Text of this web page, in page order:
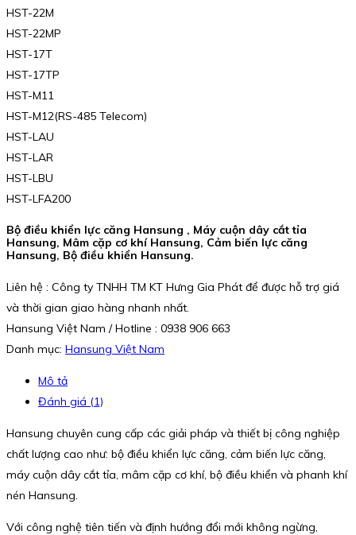
HST-22M
HST-22MP
HST-17T
HST-17TP
HST-M11
HST-M12(RS-485 Telecom)
HST-LAU
HST-LAR
HST-LBU
HST-LFA200
Bộ điều khiển lực căng Hansung , Máy cuộn dây cắt tỉa
Hansung, Mâm cặp cơ khí Hansung, Cảm biến lực căng
Hansung, Bộ điều khiển Hansung.
Liên hệ : Công ty TNHH TM KT Hưng Gia Phát để được hỗ trợ giá
và thời gian giao hàng nhanh nhất.
Hansung Việt Nam / Hotline : 0938 906 663
Danh mục: Hansung Việt Nam
Mô tả
Đánh giá (1)
Hansung chuyên cung cấp các giải pháp và thiết bị công nghiệp
chất lượng cao như: bộ điều khiển lực căng, cảm biến lực căng,
máy cuộn dây cắt tỉa, mâm cặp cơ khí, bộ điều khiển và phanh khí
nén Hansung.
Với công nghệ tiên tiến và định hướng đổi mới không ngừng,